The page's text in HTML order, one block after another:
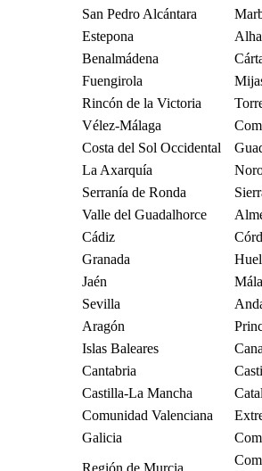
San Pedro Alcántara
Estepona
Benalmádena
Fuengirola
Rincón de la Victoria
Vélez-Málaga
Costa del Sol Occidental
La Axarquía
Serranía de Ronda
Valle del Guadalhorce
Cádiz
Granada
Jaén
Sevilla
Aragón
Islas Baleares
Cantabria
Castilla-La Mancha
Comunidad Valenciana
Galicia
Región de Murcia